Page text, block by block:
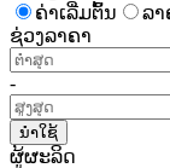
ຄ່າເລີ່ມຕົ້ນ
ລາ
ຊ່ວງລາຄາ
-
ນຳໃຊ້
ຜູ້ຜະລິດ